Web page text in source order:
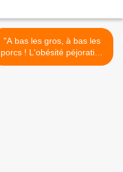
"A bas les gros, à bas les
porcs ! L'obésité péjorative
dans la caricature politique